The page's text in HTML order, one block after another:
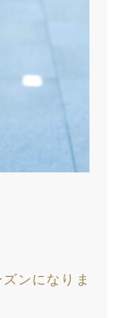
ンになりま